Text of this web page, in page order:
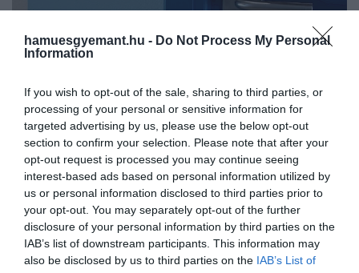
hamuesgyemant.hu - Do Not Process My Personal
Information
If you wish to opt-out of the sale, sharing to third parties, or
processing of your personal or sensitive information for
targeted advertising by us, please use the below opt-out
section to confirm your selection. Please note that after your
opt-out request is processed you may continue seeing
interest-based ads based on personal information utilized by
us or personal information disclosed to third parties prior to
your opt-out. You may separately opt-out of the further
disclosure of your personal information by third parties on the
IAB’s list of downstream participants. This information may
also be disclosed by us to third parties on the IAB’s List of
Egy-egy hosszabb utazás után sokan
azonnal az ágyba vágyunk, de a zavartalan
pihenés érdekében érdemes előbb
néhány fontos lépést megtenni.
Szakértők szerint érkezéskor mindig a
biztonsági ellenőrzés legyen az első,
ráadásul néhány egyszerű trükkel
könnyedén elkerülhetjük a
kellemetlenségeket.
A szakértők szerint ezeket a
dolgokat mindenképp…
HAMU ÉS GYÉMÁNT